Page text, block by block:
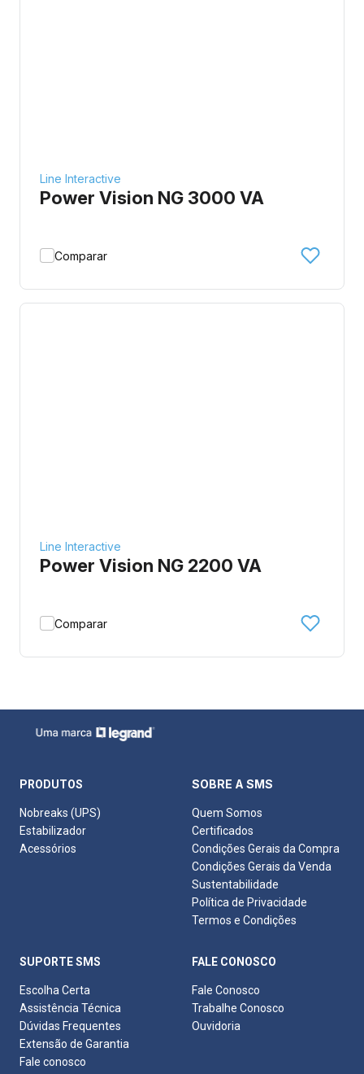
Line Interactive
Power Vision NG 3000 VA
Comparar
Line Interactive
Power Vision NG 2200 VA
Comparar
PRODUTOS
Nobreaks (UPS)
Estabilizador
Acessórios
SOBRE A SMS
Quem Somos
Certificados
Condições Gerais da Compra
Condições Gerais da Venda
Sustentabilidade
Política de Privacidade
Termos e Condições
SUPORTE SMS
Escolha Certa
Assistência Técnica
Dúvidas Frequentes
Extensão de Garantia
Fale conosco
FALE CONOSCO
Fale Conosco
Trabalhe Conosco
Ouvidoria